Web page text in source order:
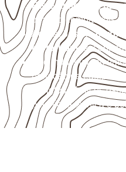
Revestimentos,
quando compatíveis
Aplicações em
motorhomes,
Uso industrial em
proteção de
Projetos náuticos
pela ficha técnica e